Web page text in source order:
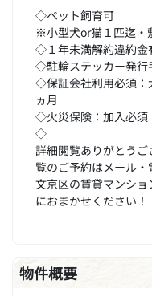
◇ペット飼育可
※小型犬or猫１匹迄・
◇１年未満解約違約金
◇駐輪ステッカー発行
◇保証会社利用必須：
ヵ月
◇火災保険：加入必須
◇
詳細閲覧ありがとう
覧のご予約はメール・
文京区の賃貸マンシ
におまかせください！
物件概要